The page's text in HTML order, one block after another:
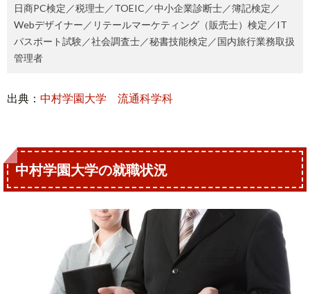
日商PC検定／税理士／TOEIC／中小企業診断士／簿記検定／
Webデザイナー／リテールマーケティング（販売士）検定／IT
パスポート試験／社会調査士／秘書技能検定／国内旅行業務取扱
管理者
出典： 中村学園大学 流通科学科
中村学園大学の就職状況